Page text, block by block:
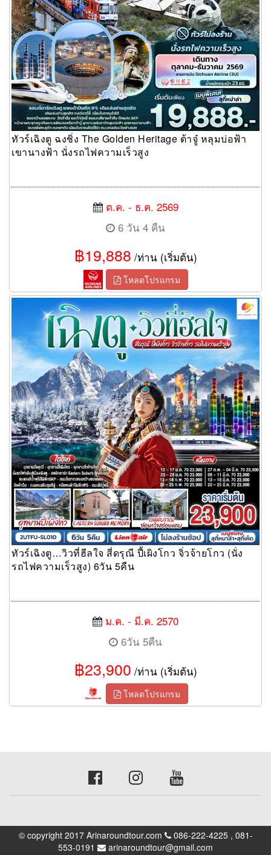
ทัวร์เฉิงตู ฉงชิ่ง The Golden Heritage ต้าจู๋ หลุมบ่อฟ้า
เขานางฟ้า นั่งรถไฟความเร็วสูง
ต.ค. - ธ.ค. 2569
6 วัน 4 คืน
฿19,888 /ท่าน (เริ่มต้น)
โหลดโปรแกรม
ทัวร์เฉิงตู…วิวที่ฮีลใจ สี่ดรุณี ปี้เผิงโกว จิ่วจ้ายโกว (นั่งรถไฟความเร็ว
สูง) 6วัน 5คืน
ทัวร์เฉิงตู…วิวที่ฮีลใจ สี่ดรุณี ปี้เผิงโกว จิ่วจ้ายโกว (นั่ง
รถไฟความเร็วสูง) 6วัน 5คืน
ม.ค. - มี.ค. 2570
6วัน 5คืน
฿23,900 /ท่าน (เริ่มต้น)
โหลดโปรแกรม
© copyright 2017 Arinaroundtour.com
086-222-4225 , 081-
553-0191
arinaroundtour@gmail.com